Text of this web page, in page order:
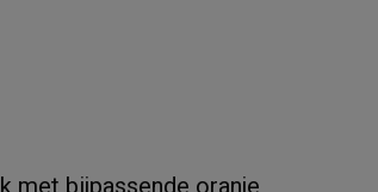
met bijpassende oranje